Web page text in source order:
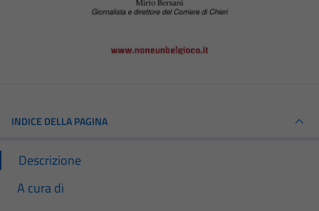
INDICE DELLA PAGINA
Descrizione
A cura di